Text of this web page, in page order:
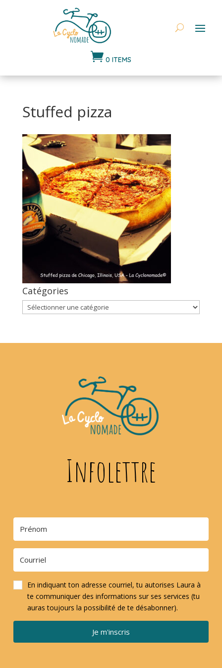
 0 ITEMS
Stuffed pizza
Catégories
Catégories
Infolettre
En indiquant ton adresse courriel, tu autorises Laura à
te communiquer des informations sur ses services (tu
auras toujours la possibilité de te désabonner).
Je m'inscris